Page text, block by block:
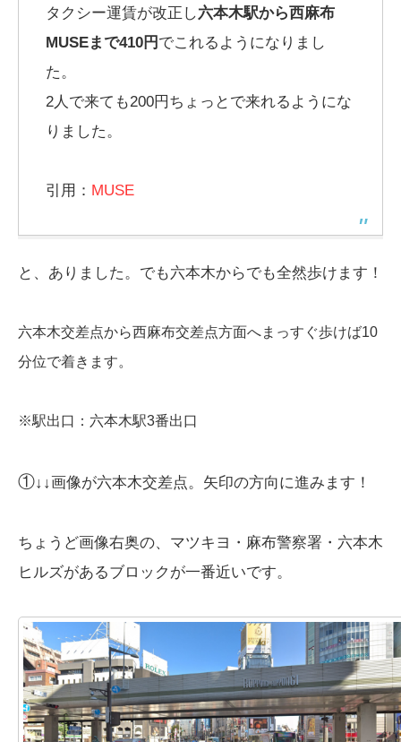
タクシー運賃が改正し六本木駅から西麻布
MUSEまで410円 でこれるようになりまし
た。
2人で来ても200円ちょっとで来れるようにな
りました。
引用： MUSE
と、ありました。でも六本木からでも全然歩けます！
六本木交差点から西麻布交差点方面へまっすぐ歩けば10
分位で着きます。
※駅出口： 六本木駅3番出口
①↓↓画像が六本木交差点。矢印の方向に進みます！
ちょうど画像右奥の、マツキヨ・麻布警察署・六本木
ヒルズがあるブロックが一番近いです。